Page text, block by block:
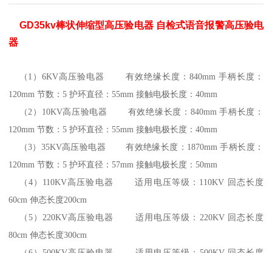
GD35kv棒状伸缩型高压验电器 自检式语音报警高压验电
器
（1）6KV高压验电器 有效绝缘长度：840mm 手柄长度：
120mm 节数：5 护环直径：55mm 接触电极长度：40mm
（2）10KV高压验电器 有效绝缘长度：840mm 手柄长度：
120mm 节数：5 护环直径：55mm 接触电极长度：40mm
（3）35KV高压验电器 有效绝缘长度：1870mm 手柄长度：
120mm 节数：5 护环直径：57mm 接触电极长度：50mm
（4）110KV高压验电器 适用电压等级：110KV 回态长度
60cm 伸态长度200cm
（5）220KV高压验电器 适用电压等级：220KV 回态长度
80cm 伸态长度300cm